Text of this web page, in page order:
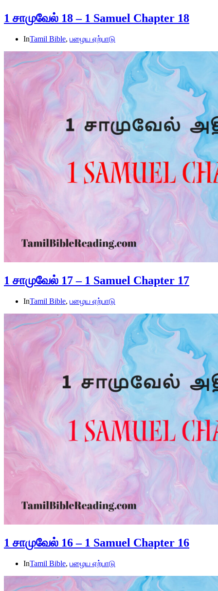
1 சாமுவேல் 18 – 1 Samuel Chapter 18
InTamil Bible, பழைய ஏற்பாடு
1 சாமுவேல் 17 – 1 Samuel Chapter 17
InTamil Bible, பழைய ஏற்பாடு
1 சாமுவேல் 16 – 1 Samuel Chapter 16
InTamil Bible, பழைய ஏற்பாடு